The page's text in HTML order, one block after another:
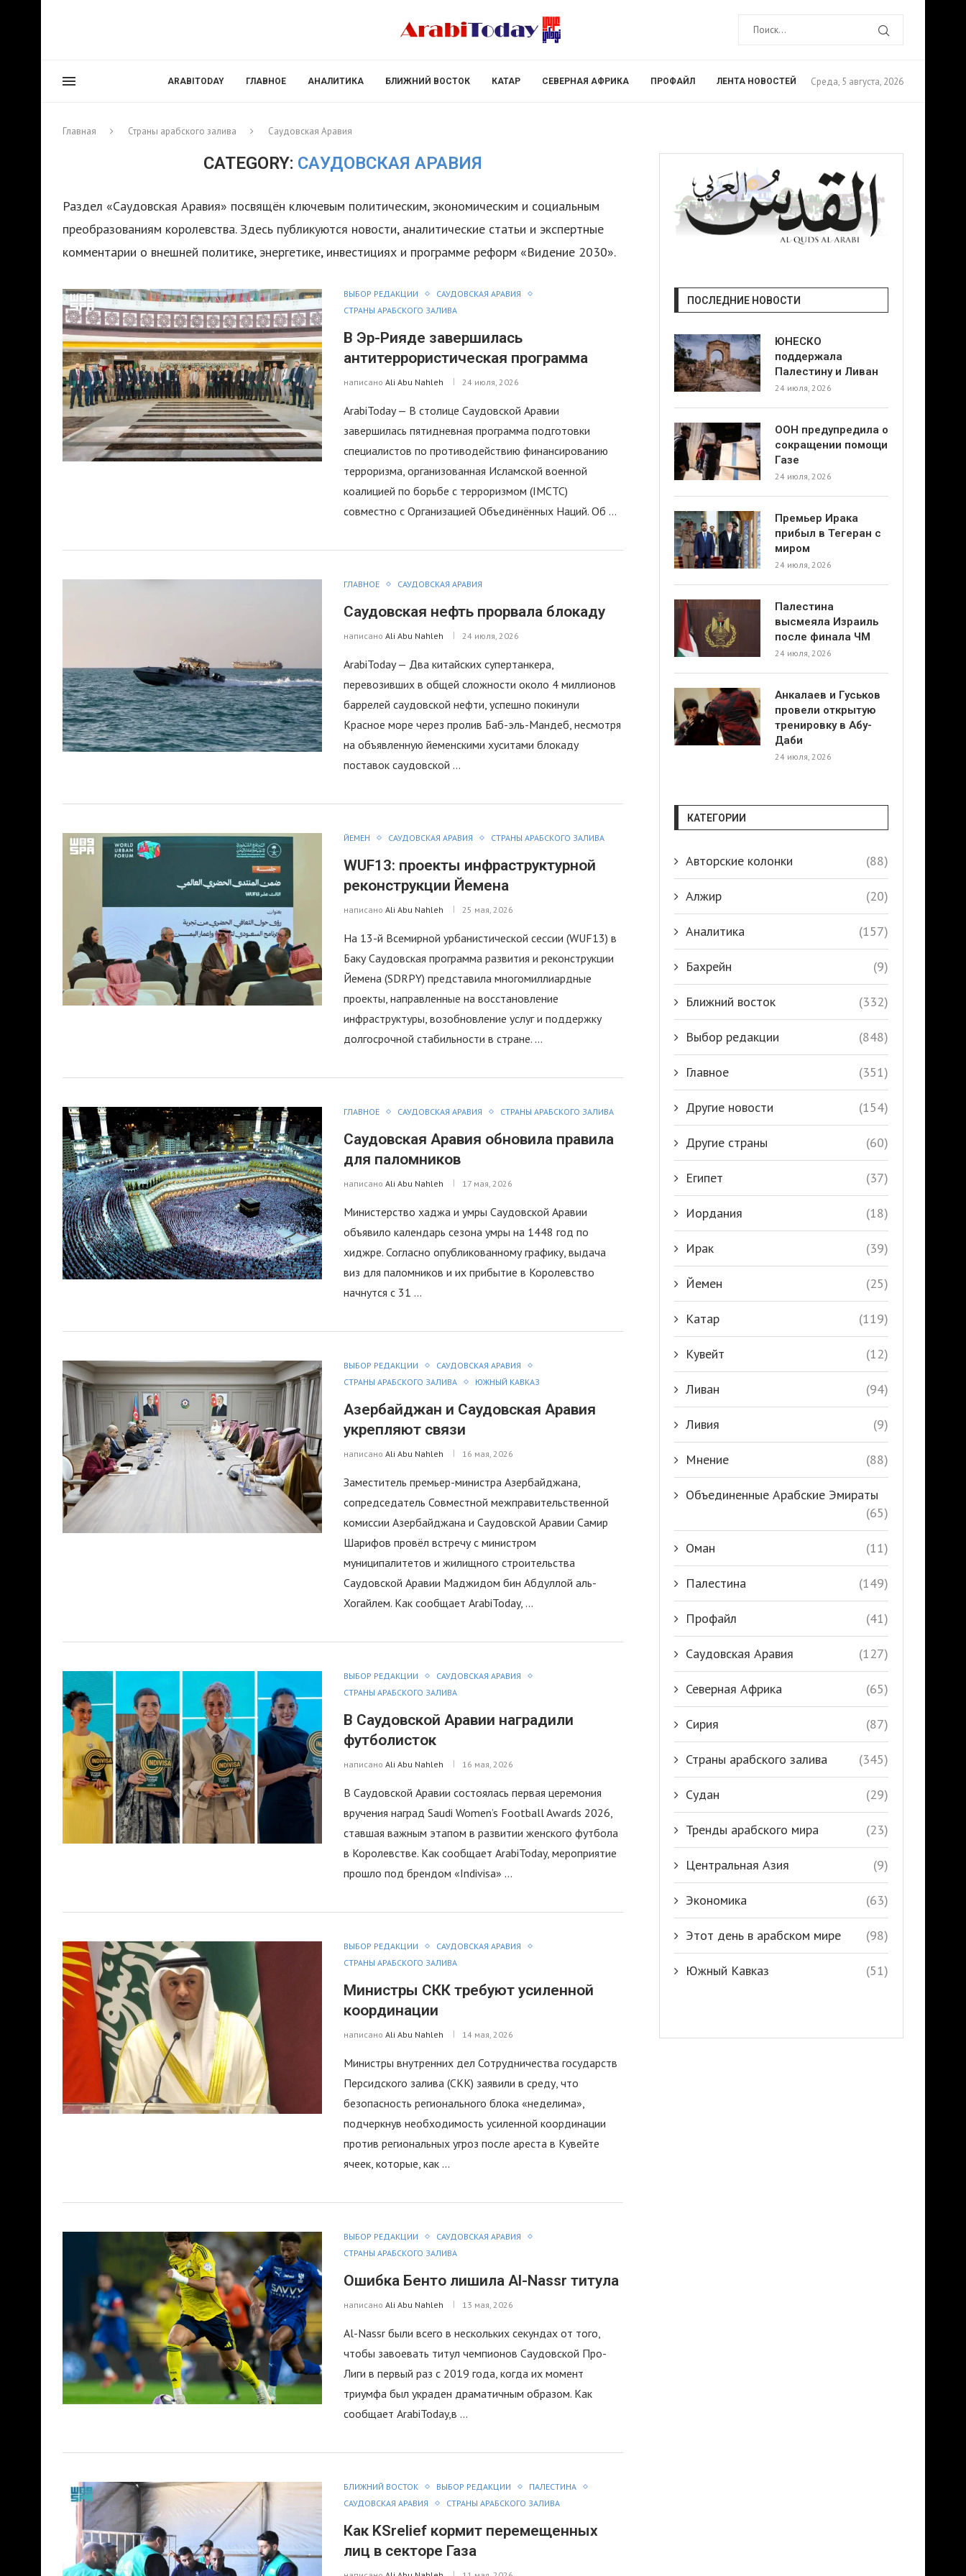
ARABITODAY ГЛАВНОЕ АНАЛИТИКА БЛИЖНИЙ ВОСТОК КАТАР СЕВЕРНАЯ АФРИКА ПРОФАЙЛ ЛЕНТА НОВОСТЕЙ Среда, 5 августа, 2026
Главная Страны арабского залива Саудовская Аравия
CATEGORY: САУДОВСКАЯ АРАВИЯ
Раздел «Саудовская Аравия» посвящён ключевым политическим, экономическим и социальным
преобразованиям королевства. Здесь публикуются новости, аналитические статьи и экспертные
комментарии о внешней политике, энергетике, инвестициях и программе реформ «Видение 2030».
ВЫБОР РЕДАКЦИИ
САУДОВСКАЯ АРАВИЯ
СТРАНЫ АРАБСКОГО ЗАЛИВА
В Эр-Рияде завершилась
антитеррористическая программа
написано Ali Abu Nahleh 24 июля, 2026
ArabiToday — В столице Саудовской Аравии
завершилась пятидневная программа подготовки
специалистов по противодействию финансированию
терроризма, организованная Исламской военной
коалицией по борьбе с терроризмом (IMCTC)
совместно с Организацией Объединённых Наций. Об …
ГЛАВНОЕ САУДОВСКАЯ АРАВИЯ
Саудовская нефть прорвала блокаду
написано Ali Abu Nahleh 24 июля, 2026
ArabiToday — Два китайских супертанкера,
перевозивших в общей сложности около 4 миллионов
баррелей саудовской нефти, успешно покинули
Красное море через пролив Баб-эль-Мандеб, несмотря
на объявленную йеменскими хуситами блокаду
поставок саудовской …
ЙЕМЕН САУДОВСКАЯ АРАВИЯ СТРАНЫ АРАБСКОГО ЗАЛИВА
WUF13: проекты инфраструктурной
реконструкции Йемена
написано Ali Abu Nahleh 25 мая, 2026
На 13-й Всемирной урбанистической сессии (WUF13) в
Баку Саудовская программа развития и реконструкции
Йемена (SDRPY) представила многомиллиардные
проекты, направленные на восстановление
инфраструктуры, возобновление услуг и поддержку
долгосрочной стабильности в стране. …
ГЛАВНОЕ САУДОВСКАЯ АРАВИЯ СТРАНЫ АРАБСКОГО ЗАЛИВА
Саудовская Аравия обновила правила
для паломников
написано Ali Abu Nahleh 17 мая, 2026
Министерство хаджа и умры Саудовской Аравии
объявило календарь сезона умры на 1448 год по
хиджре. Согласно опубликованному графику, выдача
виз для паломников и их прибытие в Королевство
начнутся с 31 …
ВЫБОР РЕДАКЦИИ
САУДОВСКАЯ АРАВИЯ
СТРАНЫ АРАБСКОГО ЗАЛИВА
ЮЖНЫЙ КАВКАЗ
Азербайджан и Саудовская Аравия
укрепляют связи
написано Ali Abu Nahleh 16 мая, 2026
Заместитель премьер-министра Азербайджана,
сопредседатель Совместной межправительственной
комиссии Азербайджана и Саудовской Аравии Самир
Шарифов провёл встречу с министром
муниципалитетов и жилищного строительства
Саудовской Аравии Маджидом бин Абдуллой аль-
Хогайлем. Как сообщает ArabiToday, …
ВЫБОР РЕДАКЦИИ
САУДОВСКАЯ АРАВИЯ
СТРАНЫ АРАБСКОГО ЗАЛИВА
В Саудовской Аравии наградили
футболисток
написано Ali Abu Nahleh 16 мая, 2026
В Саудовской Аравии состоялась первая церемония
вручения наград Saudi Women’s Football Awards 2026,
ставшая важным этапом в развитии женского футбола
в Королевстве. Как сообщает ArabiToday, мероприятие
прошло под брендом «Indivisa» …
ВЫБОР РЕДАКЦИИ
САУДОВСКАЯ АРАВИЯ
СТРАНЫ АРАБСКОГО ЗАЛИВА
Министры СКК требуют усиленной
координации
написано Ali Abu Nahleh 14 мая, 2026
Министры внутренних дел Сотрудничества государств
Персидского залива (СКК) заявили в среду, что
безопасность регионального блока «неделима»,
подчеркнув необходимость усиленной координации
против региональных угроз после ареста в Кувейте
ячеек, которые, как …
ВЫБОР РЕДАКЦИИ
САУДОВСКАЯ АРАВИЯ
СТРАНЫ АРАБСКОГО ЗАЛИВА
Ошибка Бенто лишила Al-Nassr титула
написано Ali Abu Nahleh 13 мая, 2026
Al-Nassr были всего в нескольких секундах от того,
чтобы завоевать титул чемпионов Саудовской Про-
Лиги в первый раз с 2019 года, когда их момент
триумфа был украден драматичным образом. Как
сообщает ArabiToday,в …
БЛИЖНИЙ ВОСТОК ВЫБОР РЕДАКЦИИ
ПАЛЕСТИНА
САУДОВСКАЯ АРАВИЯ
СТРАНЫ АРАБСКОГО ЗАЛИВА
Как KSrelief кормит перемещенных
лиц в секторе Газа
ПОСЛЕДНИЕ НОВОСТИ
ЮНЕСКО
поддержала
Палестину и Ливан
24 июля, 2026
ООН предупредила о
сокращении помощи
Газе
24 июля, 2026
Премьер Ирака
прибыл в Тегеран с
миром
24 июля, 2026
Палестина
высмеяла Израиль
после финала ЧМ
24 июля, 2026
Анкалаев и Гуськов
провели открытую
тренировку в Абу-
Даби
24 июля, 2026
КАТЕГОРИИ
Авторские колонки (88)
Алжир (20)
Аналитика (157)
Бахрейн (9)
Ближний восток (332)
Выбор редакции (848)
Главное (351)
Другие новости (154)
Другие страны (60)
Египет (37)
Иордания (18)
Ирак (39)
Йемен (25)
Катар (119)
Кувейт (12)
Ливан (94)
Ливия (9)
Мнение (88)
Объединенные Арабские Эмираты
(65)
Оман (11)
Палестина (149)
Профайл (41)
Саудовская Аравия (127)
Северная Африка (65)
Сирия (87)
Страны арабского залива (345)
Судан (29)
Тренды арабского мира (23)
Центральная Азия (9)
Экономика (63)
Этот день в арабском мире (98)
Южный Кавказ (51)